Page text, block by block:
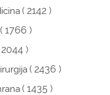
( 2142 )
( 1766 )
2044 )
( 2436 )
( 1435 )